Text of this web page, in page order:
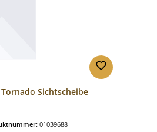
Sichtscheibe
01039688